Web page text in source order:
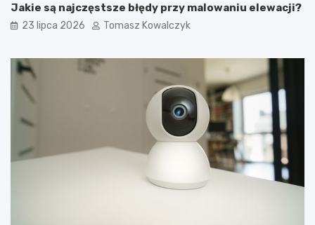
Jakie są najczęstsze błędy przy malowaniu elewacji?
23 lipca 2026 Tomasz Kowalczyk